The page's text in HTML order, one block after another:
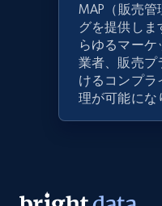
MAP（販売
グを提供しま
らゆるマーケ
業者、販売プ
けるコンプラ
理が可能にな